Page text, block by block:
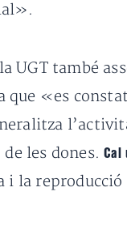
UGT també
que «es
les dones.Cal
i la